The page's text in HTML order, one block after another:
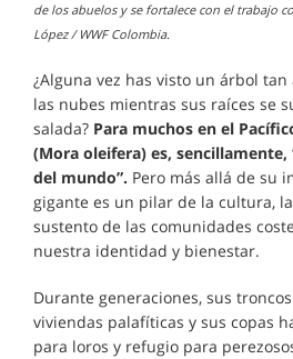
de los abuelos y se fortalece con el trabajo
López / WWF Colombia.
¿Alguna vez has visto un árbol
las nubes mientras sus raíces se
salada? Para muchos en el
(Mora oleifera) es, sencillamente,
del mundo”. Pero más allá de su
gigante es un pilar de la cultura,
sustento de las comunidades
nuestra identidad y bienestar.
Durante generaciones, sus
viviendas palafíticas y sus copas
para loros y refugio para